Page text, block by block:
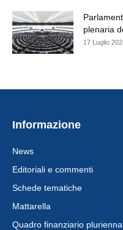
plenaria
17 Luglio
Informazione
News
Editoriali e commenti
Schede tematiche
Mattarella
Quadro finanziario